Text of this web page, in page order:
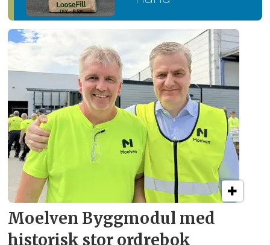
Moelven Byggmodul med
historisk stor ordrebok